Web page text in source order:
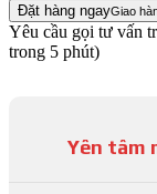
Đặt hàng ngayGiao
Yêu cầu gọi tư vấn
trong 5 phút)
Yên tâm